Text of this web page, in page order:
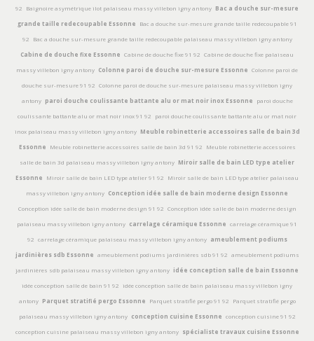
92
Baignoire asymétrique ilot palaiseau massy villebon igny antony Bac a douche sur-mesure
grande taille redecoupable Essonne
Bac a douche sur-mesure grande taille redecoupable 91
92
Bac a douche sur-mesure grande taille redecoupable palaiseau massy villebon igny antony
Cabine de douche fixe Essonne Cabine de douche fixe 91 92 Cabine de douche fixe palaiseau
massy villebon igny antony Colonne paroi de douche sur-mesure Essonne Colonne paroi de
douche sur-mesure 91 92 Colonne paroi de douche sur-mesure palaiseau massy villebon igny
antony paroi douche coulissante battante alu or mat noir inox Essonne
paroi douche
coulissante battante alu or mat noir inox 91 92
paroi douche coulissante battante alu or mat noir
inox palaiseau massy villebon igny antony Meuble robinetterie accessoires salle de bain 3d
Essonne
Meuble robinetterie accessoires salle de bain 3d 91 92
Meuble robinetterie accessoires
salle de bain 3d palaiseau massy villebon igny antony Miroir salle de bain LED type atelier
Essonne
Miroir salle de bain LED type atelier 91 92
Miroir salle de bain LED type atelier palaiseau
massy villebon igny antony Conception idée salle de bain moderne design Essonne
Conception idée salle de bain moderne design 91 92 Conception idée salle de bain moderne design
palaiseau massy villebon igny antony carrelage céramique Essonne carrelage céramique 91
92 carrelage céramique palaiseau massy villebon igny antony ameublement podiums
jardinières sdb Essonne ameublement podiums jardinières sdb 91 92 ameublement podiums
jardinières sdb palaiseau massy villebon igny antony idée conception salle de bain Essonne
idée conception salle de bain 91 92
idée conception salle de bain palaiseau massy villebon igny
antony Parquet stratifié pergo Essonne Parquet stratifié pergo 91 92
Parquet stratifié pergo
palaiseau massy villebon igny antony conception cuisine Essonne conception cuisine 91 92
conception cuisine palaiseau massy villebon igny antony spécialiste travaux cuisine Essonne